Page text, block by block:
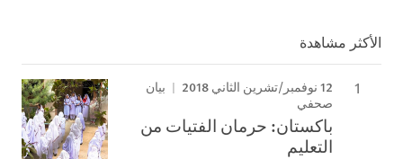
الأكثر مشاهدة
12 نوفمبر/تشرين الثاني 2018
بيان
صحفي
باكستان: حرمان الفتيات من
التعليم